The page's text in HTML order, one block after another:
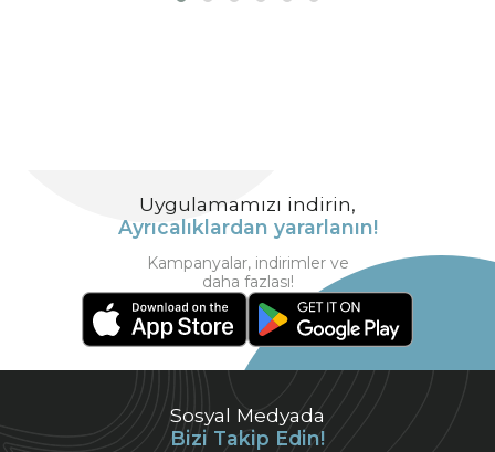
Sosyal Medyada
Bizi Takip Edin!
Uygulamamızı indirin,
Ayrıcalıklardan yararlanın!
Kampanyalar, indirimler ve
daha fazlası!